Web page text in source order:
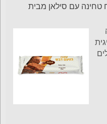
עם סילאן מבית
– כ־6 שקלים